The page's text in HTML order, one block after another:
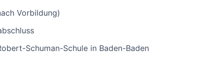
Vorbildung)
Schuman-Schule in Baden-Baden